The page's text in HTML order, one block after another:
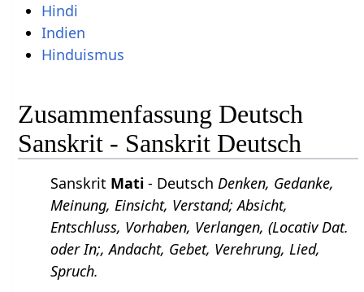
Hindi
Indien
Hinduismus
Zusammenfassung Deutsch
Sanskrit - Sanskrit Deutsch
Sanskrit Mati - DeutschDenken, Gedanke,
Meinung, Einsicht, Verstand; Absicht,
Entschluss, Vorhaben, Verlangen, (Locativ Dat.
oder In;, Andacht, Gebet, Verehrung, Lied,
Spruch.